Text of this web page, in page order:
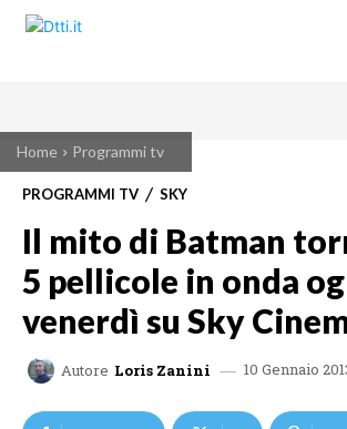
Home Programmi tv
PROGRAMMI TV SKY
Il mito di Batman
5 pellicole in onda
venerdì su Sky
Autore Loris Zanini 10 Gennaio